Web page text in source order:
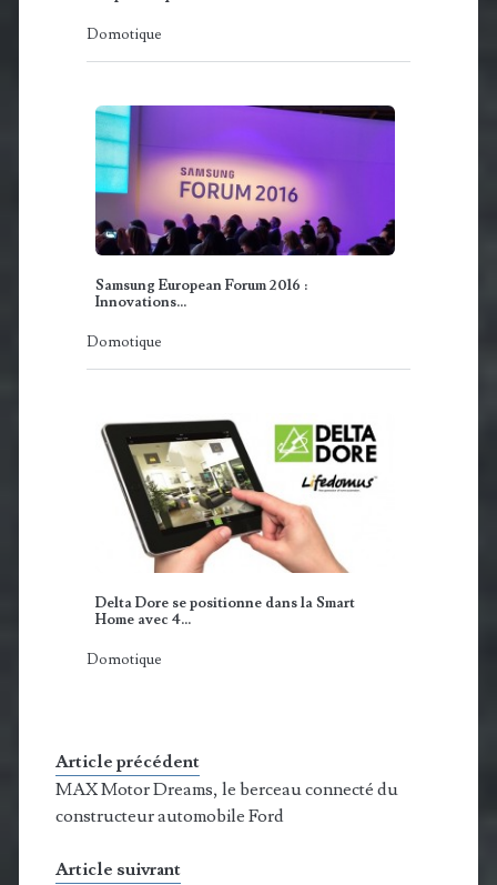
Domotique
Samsung European Forum 2016 :
Innovations…
Domotique
Delta Dore se positionne dans la Smart
Home avec 4…
Domotique
Article précédent
MAX Motor Dreams, le berceau connecté du
constructeur automobile Ford
Article suivrant